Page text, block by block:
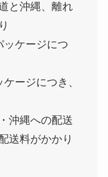
縄、離れ
ジにつ
につき、
への配送
送料がかかり